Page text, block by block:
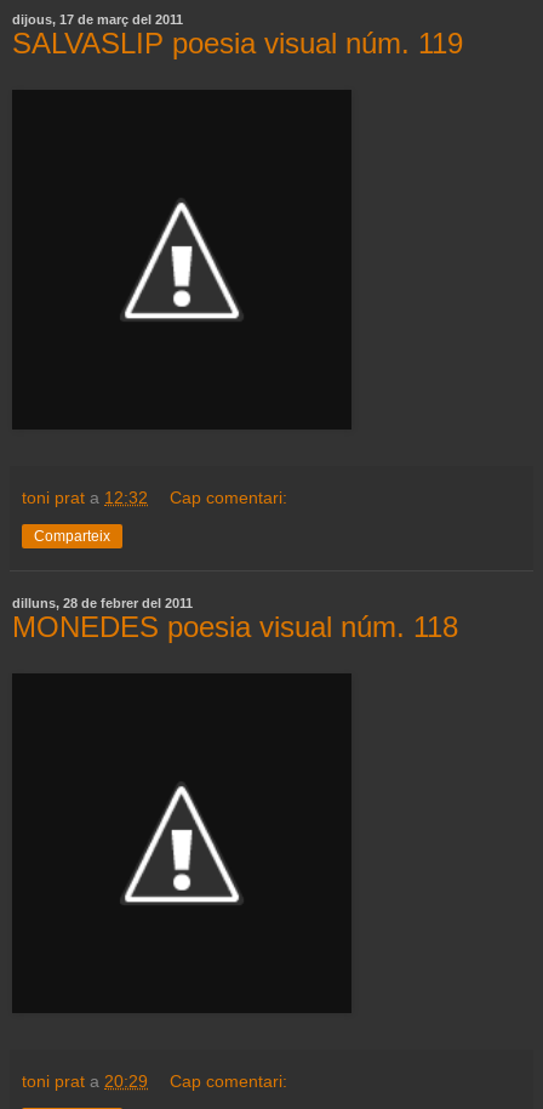
dijous, 17 de març del 2011
SALVASLIP poesia visual núm. 119
toni prat a 12:32 Cap comentari:
Comparteix
dilluns, 28 de febrer del 2011
MONEDES poesia visual núm. 118
toni prat a 20:29 Cap comentari: